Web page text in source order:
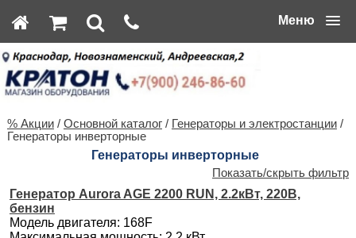
Меню
% Акции/ Основной каталог/ Генераторы и электростанции/
Генераторы инверторные
Генераторы инверторные
Показать/скрыть фильтр
Генератор Aurora AGE 2200 RUN, 2.2кВт, 220В,
бензин
Модель двигателя: 168F